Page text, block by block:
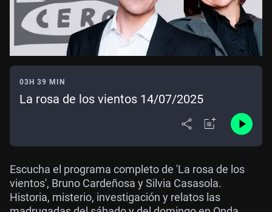
03H 39 MIN
La rosa de los vientos 14/07/2025
Escucha el programa completo de 'La rosa de los
vientos', Bruno Cardeñosa y Silvia Casasola.
Historia, misterio, investigación y relatos las